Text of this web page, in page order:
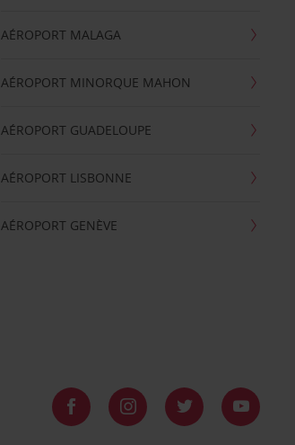
AÉROPORT MALAGA
AÉROPORT MINORQUE MAHON
AÉROPORT GUADELOUPE
AÉROPORT LISBONNE
AÉROPORT GENÈVE